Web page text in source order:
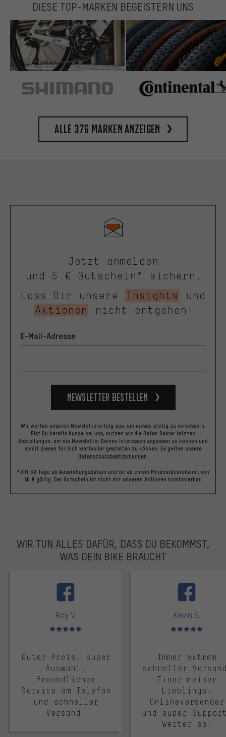
DIESE TOP-MARKEN BEGEISTERN UNS
Alle 376 Marken anzeigen
Jetzt anmelden
und 5 € Gutschein* sichern.
Lass Dir unsere
Insights
und
Aktionen
nicht entgehen!
E-Mail-Adresse
Newsletter bestellen
Wir werten unseren Newslettererfolg aus, um diesen stetig zu verbessern.
Bist Du bereits Kunde bei uns, nutzen wir die Daten Deiner letzten
Bestellungen, um die Newsletter Deinen Interessen anpassen zu können und
somit diesen für Dich wertvoller gestalten zu können. Es gelten unsere
Datenschutzbestimmungen.
*Gilt 30 Tage ab Ausstellungsdatum und ist ab einem Mindestbestellwert von
60 € gültig. Der Gutschein ist nicht mit anderen Aktionen kombinierbar.
WIR TUN ALLES DAFÜR, DASS DU BEKOMMST,
WAS DEIN BIKE BRAUCHT
Roy V.
Bewertungen: 5 von 5
Guter Preis, super
Auswahl,
freundlicher
Service am Telefon
und schneller
Versand.
Kevin S.
Bewertungen: 5 von 5
Immer extrem
schneller
Einer meiner
Lieblings-
Onlineversender
und super
Weiter so!